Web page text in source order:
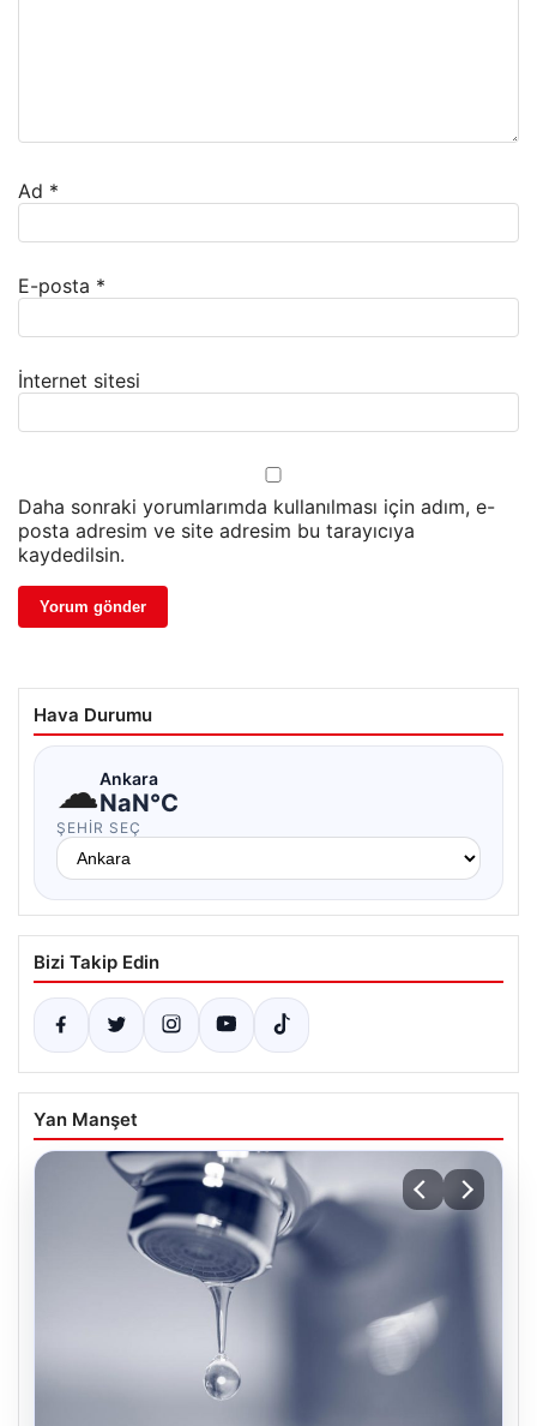
Ad *
E-posta *
İnternet sitesi
Daha sonraki yorumlarımda kullanılması için adım, e-
posta adresim ve site adresim bu tarayıcıya
kaydedilsin.
Hava Durumu
☁Ankara
NaN°C
ŞEHIR SEÇ
Bizi Takip Edin
Yan Manşet